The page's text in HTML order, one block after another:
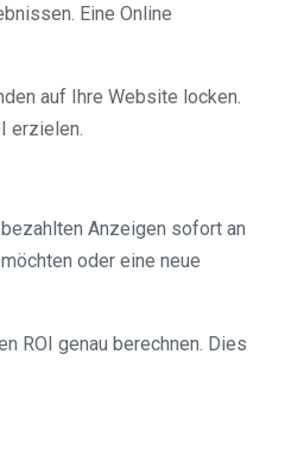
Eine Online
auf Ihre Website locken.
erzielen.
Anzeigen sofort an
oder eine neue
ROI genau berechnen. Dies